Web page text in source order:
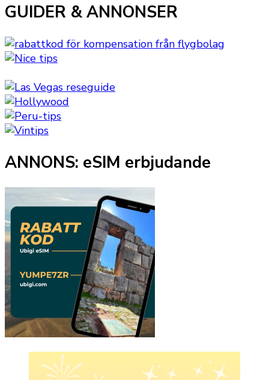
GUIDER & ANNONSER
ANNONS: eSIM erbjudande